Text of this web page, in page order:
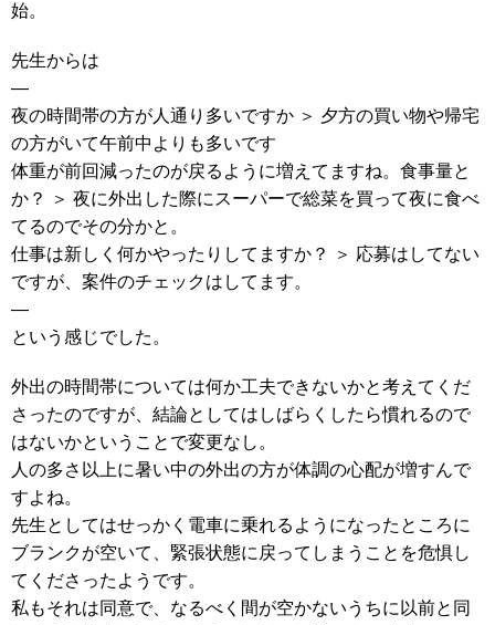
始。
先生からは
—
夜の時間帯の方が人通り多いですか ＞ 夕方の買い物や帰宅
の方がいて午前中よりも多いです
体重が前回減ったのが戻るように増えてますね。食事量と
か？ ＞ 夜に外出した際にスーパーで総菜を買って夜に食べ
てるのでその分かと。
仕事は新しく何かやったりしてますか？ ＞ 応募はしてない
ですが、案件のチェックはしてます。
—
という感じでした。
外出の時間帯については何か工夫できないかと考えてくだ
さったのですが、結論としてはしばらくしたら慣れるので
はないかということで変更なし。
人の多さ以上に暑い中の外出の方が体調の心配が増すんで
すよね。
先生としてはせっかく電車に乗れるようになったところに
ブランクが空いて、緊張状態に戻ってしまうことを危惧し
てくださったようです。
私もそれは同意で、なるべく間が空かないうちに以前と同